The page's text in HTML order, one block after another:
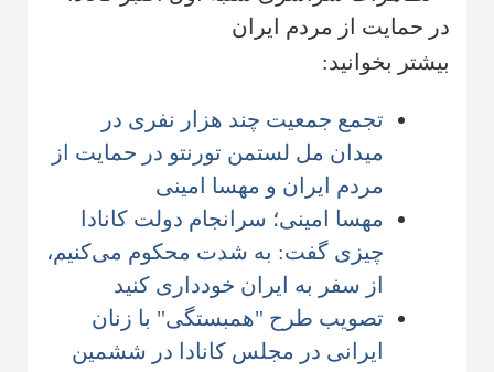
بیشتر بخوانید:
تجمع جمعیت چند هزار نفری در
میدان مل لستمن تورنتو در حمایت از
مردم ایران و مهسا امینی
مهسا امینی؛ سرانجام دولت کانادا
چیزی گفت: به شدت محکوم می‌کنیم،
از سفر به ایران خودداری کنید
تصویب طرح "همبستگی" با زنان
ایرانی در مجلس کانادا در ششمین